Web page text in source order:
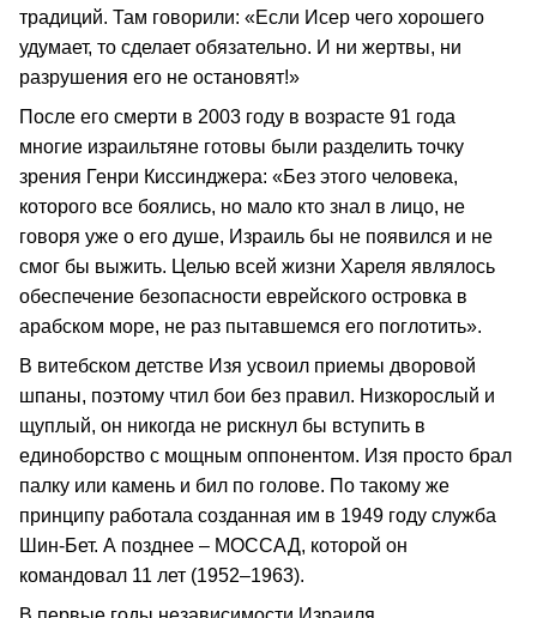
традиций. Там говорили: «Если Исер чего хорошего
удумает, то сделает обязательно. И ни жертвы, ни
разрушения его не остановят!»
После его смерти в 2003 году в возрасте 91 года
многие израильтяне готовы были разделить точку
зрения Генри Киссинджера: «Без этого человека,
которого все боялись, но мало кто знал в лицо, не
говоря уже о его душе, Израиль бы не появился и не
смог бы выжить. Целью всей жизни Хареля являлось
обеспечение безопасности еврейского островка в
арабском море, не раз пытавшемся его поглотить».
В витебском детстве Изя усвоил приемы дворовой
шпаны, поэтому чтил бои без правил. Низкорослый и
щуплый, он никогда не рискнул бы вступить в
единоборство с мощным оппонентом. Изя просто брал
палку или камень и бил по голове. По такому же
принципу работала созданная им в 1949 году служба
Шин-Бет. А позднее – МОССАД, которой он
командовал 11 лет (1952–1963).